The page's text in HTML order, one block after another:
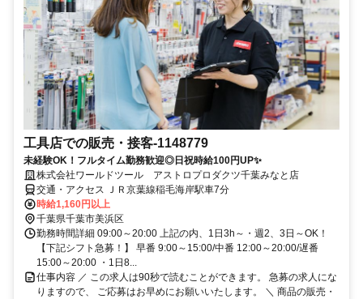
工具店での販売・接客-1148779
未経験OK！フルタイム勤務歓迎◎日祝時給100円UP✨
株式会社ワールドツール アストロプロダクツ千葉みなと店
交通・アクセス ＪＲ京葉線稲毛海岸駅車7分
時給1,160円以上
千葉県千葉市美浜区
勤務時間詳細 09:00～20:00 上記の内、1日3h～・週2、3日～OK！
【下記シフト急募！】 早番 9:00～15:00/中番 12:00～20:00/遅番
15:00～20:00 ・1日8...
仕事内容 ／ この求人は90秒で読むことができます。 急募の求人にな
りますので、 ご応募はお早めにお願いいたします。 ＼ 商品の販売・